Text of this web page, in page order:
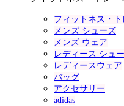
フィットネス・
メンズ シューズ
メンズ ウェア
レディース シュ
レディースウェア
バッグ
アクセサリー
adidas